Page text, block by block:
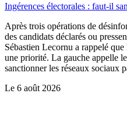
Ingérences électorales : faut-il
Après trois opérations de
des candidats déclarés ou
Sébastien Lecornu a rappelé
une priorité. La gauche appelle
sanctionner les réseaux sociaux
Le 6 août 2026